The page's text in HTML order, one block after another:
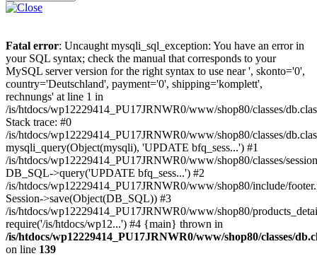
Fatal error: Uncaught mysqli_sql_exception: You have an error in
your SQL syntax; check the manual that corresponds to your
MySQL server version for the right syntax to use near ', skonto='0',
country='Deutschland', payment='0', shipping='komplett',
rechnungs' at line 1 in
/is/htdocs/wp12229414_PU17JRNWR0/www/shop80/classes/
Stack trace: #0
/is/htdocs/wp12229414_PU17JRNWR0/www/shop80/classes/
mysqli_query(Object(mysqli), 'UPDATE bfq_sess...') #1
/is/htdocs/wp12229414_PU17JRNWR0/www/shop80/classes/
DB_SQL->query('UPDATE bfq_sess...') #2
/is/htdocs/wp12229414_PU17JRNWR0/www/shop80/include/
Session->save(Object(DB_SQL)) #3
/is/htdocs/wp12229414_PU17JRNWR0/www/shop80/
require('/is/htdocs/wp12...') #4 {main} thrown in
/is/htdocs/wp12229414_PU17JRNWR0/www/shop80/classes/
on line 139